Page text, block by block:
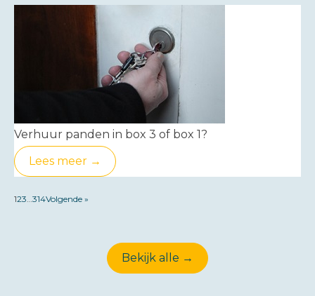
Verhuur panden in box 3 of box 1?
Lees meer →
123 314Volgende »
Bekijk alle →